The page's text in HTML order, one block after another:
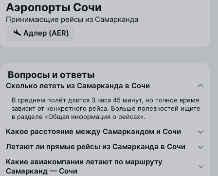
Аэропорты Сочи
Принимающие рейсы из Самарканда
Адлер (AER)
Вопросы и ответы
Сколько лететь из Самарканда в Сочи
В среднем полёт длится 3 часа 45 минут, но точное время
зависит от конкретного рейса. Больше полезностей ищите
в разделе «Общая информация о рейсах».
Какое расстояние между Самаркандом и Сочи
Летают ли прямые рейсы из Самарканда в Сочи
Какие авиакомпании летают по маршруту
Самарканд — Сочи